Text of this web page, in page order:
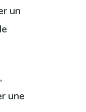
un
une